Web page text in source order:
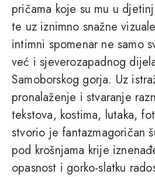
pričama koje su mu u
te uz iznimno snažne
intimni spomenar ne samo
već i sjeverozapadnog
Samoborskog gorja. Uz
pronalaženje i stvaranje
tekstova, kostima, lutaka,
stvorio je fantazmagoričan
pod krošnjama krije
opasnost i gorko-slatku